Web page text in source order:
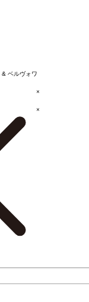
& ベルヴォワ
×
×